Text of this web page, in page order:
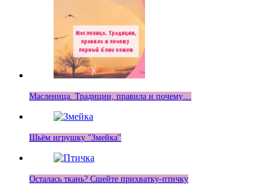
Масленица. Традиции, правила и почему…
Шьём игрушку "Змейка"
Осталась ткань? Сшейте прихватку-птичку